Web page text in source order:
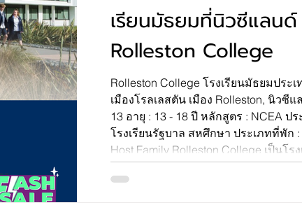
เรียนมัธยมที่นิวซีแลน
Rolleston College
Rolleston College โรงเรียนมัธยมประ
เมืองโรลเลสตัน เมือง Rolleston, นิวซีแ
13 อายุ : 13 - 18 ปี หลักสูตร : NCEA ประเภทโรงเรียน:
โรงเรียนรัฐบาล สหศึกษา ประเภทที่พัก :
Host Family Rolleston College เป็นโรงเรียน
มัธยมศึกษาตอนปลายของรัฐแบบสหศึก
ตั้งแต่ชั้นปีที่ 9 ถึงชั้นปีที่ 13 พร้อมด้วยห